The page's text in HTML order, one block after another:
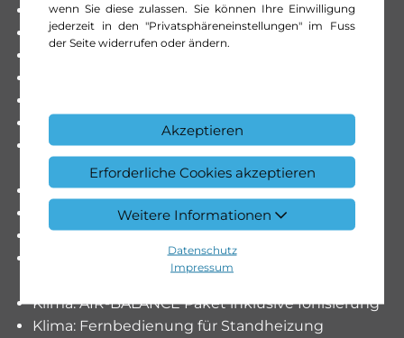
wenn Sie diese zulassen. Sie können Ihre Einwilligung
jederzeit in den "Privatsphäreneinstellungen" im Fuss
der Seite widerrufen oder ändern.
Akzeptieren
Erforderliche Cookies akzeptieren
Weitere Informationen
Datenschutz
Impressum
230 V Steckdose im Fond
AMG Motorabdeckung Carbon
Dekor: AMG Zierelemente Carbon matt
Dekor: Dachhimmel designo in DINAMICA
schwarz
ENERGIZING Komfortsteuerung
Elektrisches Glasschiebe- / Hebedach
Garagentoröffner
Klima: 3-Zonen-Komfort-
Klima: AIR-BALANCE Paket inklusive Ionisierung
Klima: Fernbedienung für Standheizung